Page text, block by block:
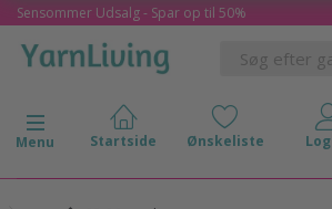
Sensommer Udsalg - Spar op til 50%
Skifte navigation
Menu